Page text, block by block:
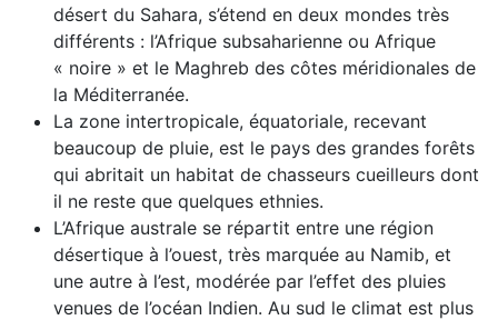
désert du Sahara, s’étend en deux mondes très
différents : l’Afrique subsaharienne ou Afrique
« noire » et le Maghreb des côtes méridionales de
la Méditerranée.
La zone intertropicale, équatoriale, recevant
beaucoup de pluie, est le pays des grandes forêts
qui abritait un habitat de chasseurs cueilleurs dont
il ne reste que quelques ethnies.
L’Afrique australe se répartit entre une région
désertique à l’ouest, très marquée au Namib, et
une autre à l’est, modérée par l’effet des pluies
venues de l’océan Indien. Au sud le climat est plus